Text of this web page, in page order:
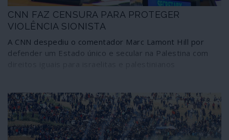
CNN FAZ CENSURA PARA PROTEGER
VIOLÊNCIA SIONISTA
A CNN despediu o comentador Marc Lamont Hill por
defender um Estado único e secular na Palestina com